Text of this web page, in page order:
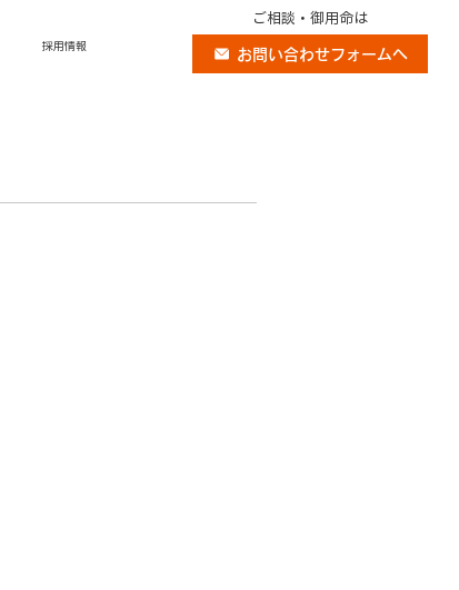
採用情報
ご相談・御用命は
お問い合わせフォームへ